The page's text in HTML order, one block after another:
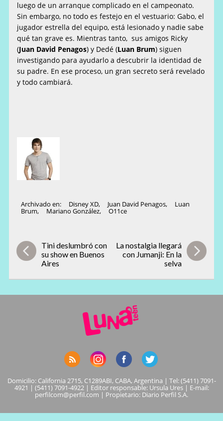
luego de un arranque complicado en el campeonato.
Sin embargo, no todo es festejo en el vestuario: Gabo, el
jugador estrella del equipo, está lesionado y nadie sabe
qué tan grave es. Mientras tanto, sus amigos Ricky
(Juan David Penagos) y Dedé (Luan Brum) siguen
investigando para ayudarlo a descubrir la identidad de
su padre. En ese proceso, un gran secreto será revelado
y todo cambiará.
Archivado en: Disney XD, Juan David Penagos, Luan
Brum, Mariano González, O11ce
Tini deslumbró con
su show en Buenos
Aires
La nostalgia llegará
con Jumanji: En la
selva
Domicilio: California 2715, C1289ABI, CABA, Argentina | Tel: (5411) 7091-
4921 | (5411) 7091-4922 | Editor responsable: Ursula Ures | E-mail:
perfilcom@perfil.com | Propietario: Diario Perfil S.A.